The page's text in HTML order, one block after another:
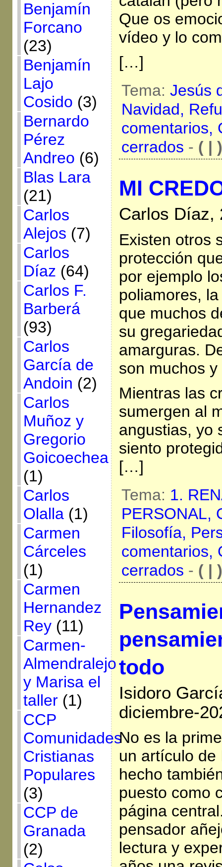
Benjamín
Forcano
(23)
Benjamín
Lajo
Cosido (3)
Bernardo
Pérez
Andreo (6)
Blas Lara
(21)
Carlos
Alejos (7)
Carlos
Díaz (64)
Carlos F.
Barberá
(93)
Carlos
García de
Andoin (2)
Carlos
Muñoz y
Gregorio
Goicoechea
(1)
Carlos
Olalla(1)
Carmen
Cárceles
(1)
Carmen
Hernandez
Rey(11)
Carmen-
Almendralejo
y Marisa el
taller(1)
CCP
Comunidades
Cristianas
Populares
(3)
CCP de
Granada
(2)
Que os
vídeo y lo
[…]
Tema: Jesús
Navidad,
comentarios,
cerrados - ( | )
MI
Carlos Díaz,
Existen otros
protección
por ejemplo
poliamores,
que muchos
su
amarguras.
son muchos
Mientras las
sumergen al
angustias, yo
siento
[…]
Tema: 1.
PERSONAL,
Filosofía,
comentarios,
cerrados - ( | )
todo
Isidoro
diciembre-
No es la
un artículo de
hecho
puesto como
página
pensador
lectura y